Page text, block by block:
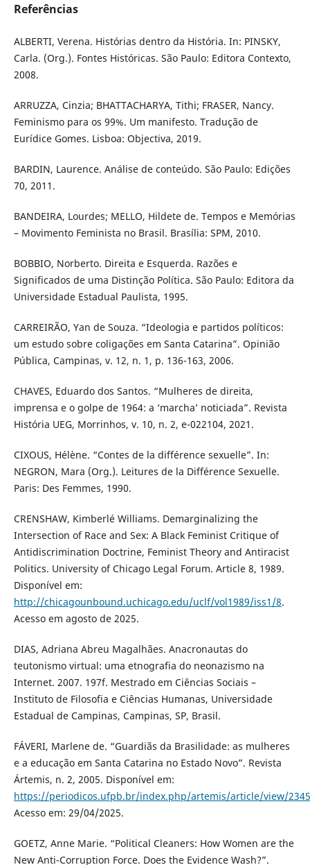
Referências
ALBERTI, Verena. Histórias dentro da História. In: PINSKY,
Carla. (Org.). Fontes Históricas. São Paulo: Editora Contexto,
2008.
ARRUZZA, Cinzia; BHATTACHARYA, Tithi; FRASER, Nancy.
Feminismo para os 99%. Um manifesto. Tradução de
Eurídice Gomes. Lisboa: Objectiva, 2019.
BARDIN, Laurence. Análise de conteúdo. São Paulo: Edições
70, 2011.
BANDEIRA, Lourdes; MELLO, Hildete de. Tempos e Memórias
– Movimento Feminista no Brasil. Brasília: SPM, 2010.
BOBBIO, Norberto. Direita e Esquerda. Razões e
Significados de uma Distinção Política. São Paulo: Editora da
Universidade Estadual Paulista, 1995.
CARREIRÃO, Yan de Souza. “Ideologia e partidos políticos:
um estudo sobre coligações em Santa Catarina”. Opinião
Pública, Campinas, v. 12, n. 1, p. 136-163, 2006.
CHAVES, Eduardo dos Santos. “Mulheres de direita,
imprensa e o golpe de 1964: a ‘marcha’ noticiada”. Revista
História UEG, Morrinhos, v. 10, n. 2, e-022104, 2021.
CIXOUS, Hélène. “Contes de la différence sexuelle”. In:
NEGRON, Mara (Org.). Leitures de la Différence Sexuelle.
Paris: Des Femmes, 1990.
CRENSHAW, Kimberlé Williams. Demarginalizing the
Intersection of Race and Sex: A Black Feminist Critique of
Antidiscrimination Doctrine, Feminist Theory and Antiracist
Politics. University of Chicago Legal Forum. Article 8, 1989.
Disponível em:
http://chicagounbound.uchicago.edu/uclf/vol1989/iss1/8.
Acesso em agosto de 2025.
DIAS, Adriana Abreu Magalhães. Anacronautas do
teutonismo virtual: uma etnografia do neonazismo na
Internet. 2007. 197f. Mestrado em Ciências Sociais –
Instituto de Filosofia e Ciências Humanas, Universidade
Estadual de Campinas, Campinas, SP, Brasil.
FÁVERI, Marlene de. “Guardiãs da Brasilidade: as mulheres
e a educação em Santa Catarina no Estado Novo”. Revista
Ártemis, n. 2, 2005. Disponível em:
https://periodicos.ufpb.br/index.php/artemis/article/view/2345
Acesso em: 29/04/2025.
GOETZ, Anne Marie. “Political Cleaners: How Women are the
New Anti-Corruption Force. Does the Evidence Wash?”.